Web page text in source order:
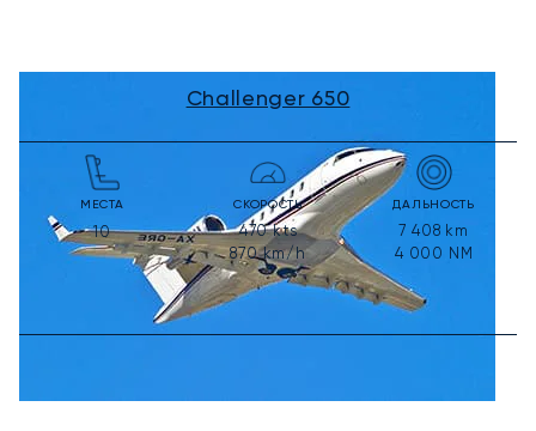
Challenger 650
МЕСТА
10
СКОРОСТЬ
470kts
870km/h
ДАЛЬНОСТЬ
7 408 km
4 000 NM